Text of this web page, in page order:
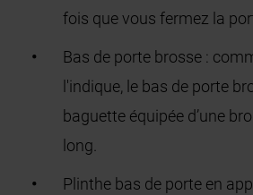
fois que vous fermez la
Bas de porte brosse :
l'indique, le bas de porte
baguette équipée d’une
long.
Plinthe bas de porte en